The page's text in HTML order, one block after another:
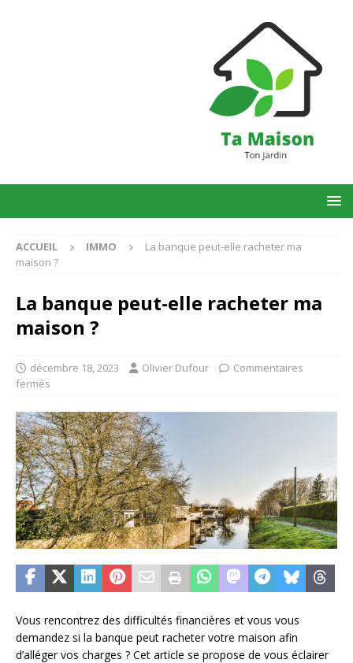
ACCUEIL IMMO
La banque peut-elle racheter ma
maison ?
La banque peut-elle racheter ma
maison ?
décembre 18, 2023 Olivier Dufour
Commentaires
fermés
Vous rencontrez des difficultés financières et vous vous
demandez si la banque peut racheter votre maison afin
d’alléger vos charges ? Cet article se propose de vous éclairer